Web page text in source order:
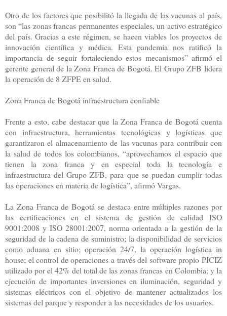
Otro de los factores que posibilitó la llegada de las vacunas al país,
son “las zonas francas permanentes especiales, un activo estratégico
del país. Gracias a este régimen, se hacen viables los proyectos de
innovación científica y médica. Esta pandemia nos ratificó la
importancia de seguir fortaleciendo estos mecanismos” afirmó el
gerente general de la Zona Franca de Bogotá. El Grupo ZFB lidera
la operación de 8 ZFPE en salud.
Zona Franca de Bogotá infraestructura confiable
Frente a esto, cabe destacar que la Zona Franca de Bogotá cuenta
con infraestructura, herramientas tecnológicas y logísticas que
garantizaron el almacenamiento de las vacunas para contribuir con
la salud de todos los colombianos, “aprovechamos el espacio que
tienen la zona franca y en especial toda la tecnología e
infraestructura del Grupo ZFB, para que se puedan cumplir todas
las operaciones en materia de logística”, afirmó Vargas.
La Zona Franca de Bogotá se destaca entre múltiples razones por
las certificaciones en el sistema de gestión de calidad ISO
9001:2008 y ISO 28001:2007, norma orientada a la gestión de la
seguridad de la cadena de suministro; la disponibilidad de servicios
como aduana en sitio; operación 24/7, la operación logística in
house; el control de operaciones a través del software propio PICIZ
utilizado por el 42% del total de las zonas francas en Colombia; y la
ejecución de importantes inversiones en iluminación, seguridad y
sistemas eléctricos con el objetivo de mantener actualizados los
sistemas del parque y responder a las necesidades de los usuarios.